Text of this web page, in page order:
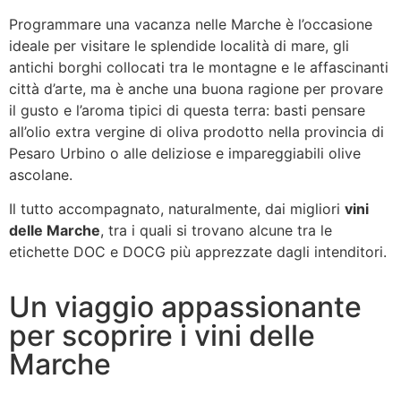
Programmare una vacanza nelle Marche è l’occasione
ideale per visitare le splendide località di mare, gli
antichi borghi collocati tra le montagne e le affascinanti
città d’arte, ma è anche una buona ragione per provare
il gusto e l’aroma tipici di questa terra: basti pensare
all’olio extra vergine di oliva prodotto nella provincia di
Pesaro Urbino o alle deliziose e impareggiabili olive
ascolane.
Il tutto accompagnato, naturalmente, dai migliori vini
delle Marche, tra i quali si trovano alcune tra le
etichette DOC e DOCG più apprezzate dagli intenditori.
Un viaggio appassionante
per scoprire i vini delle
Marche